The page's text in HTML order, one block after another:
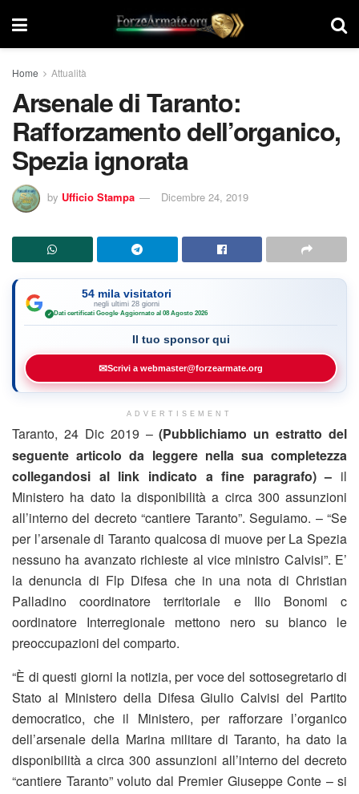
Home Attualità
Arsenale di Taranto:
Rafforzamento dell’organico,
Spezia ignorata
by Ufficio Stampa Dicembre 24, 2019
54 mila visitatori
negli ultimi 28 giorni
✓ Dati certificati Google·Aggiornato al 08 Agosto 2026
Il tuo sponsor qui
✉Scrivi a webmaster@forzearmate.org
ADVERTISEMENT
Taranto, 24 Dic 2019 –(Pubblichiamo un estratto del
seguente articolo da leggere nella sua completezza
collegandosi al link indicato a fine paragrafo) – il
Ministero ha dato la disponibilità a circa 300 assunzioni
all’interno del decreto “cantiere Taranto”. Seguiamo. – “Se
per l’arsenale di Taranto qualcosa di muove per La Spezia
nessuno ha avanzato richieste al vice ministro Calvisi”. E’
la denuncia di Flp Difesa che in una nota di Christian
Palladino coordinatore territoriale e Ilio Bonomi c
oordinatore Interregionale mettono nero su bianco le
preoccupazioni del comparto.
“È di questi giorni la notizia, per voce del sottosegretario di
Stato al Ministero della Difesa Giulio Calvisi del Partito
democratico, che il Ministero, per rafforzare l’organico
dell’arsenale della Marina militare di Taranto, ha dato la
disponibilità a circa 300 assunzioni all’interno del decreto
“cantiere Taranto” voluto dal Premier Giuseppe Conte – si